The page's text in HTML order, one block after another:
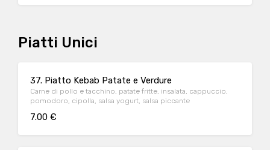
Piatti Unici
37. Piatto Kebab Patate e Verdure
Carne di pollo e tacchino, patate fritte, insalata, cappuccio,
pomodoro, cipolla, salsa yogurt, salsa piccante
7.00 €